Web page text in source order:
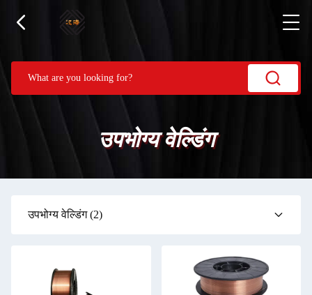
उपभोग्य वेल्डिंग
उपभोग्य वेल्डिंग(2)